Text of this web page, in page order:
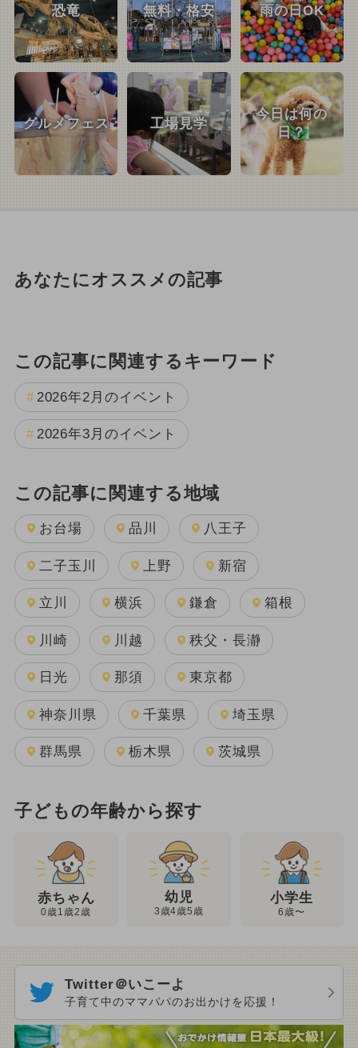
恐竜 無料・格安 雨の日OK
グルメフェス 工場見学
今日は何の
日？
あなたにオススメの記事
この記事に関連するキーワード
2026年2月のイベント
2026年3月のイベント
この記事に関連する地域
お台場 品川 八王子
二子玉川 上野 新宿
立川 横浜 鎌倉 箱根
川崎 川越 秩父・長瀞
日光 那須 東京都
神奈川県 千葉県 埼玉県
群馬県 栃木県 茨城県
子どもの年齢から探す
赤ちゃん
0歳1歳2歳
幼児
3歳4歳5歳
小学生
6歳〜
Twitter＠いこーよ
子育て中のママパパのお出かけを応援！